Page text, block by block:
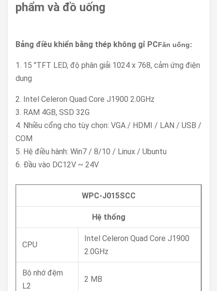
phẩm và đồ uống
Bảng điều khiển bằng thép không gỉ PCFăn uống:
1. 15 "TFT LED, độ phân giải 1024 x 768, cảm ứng điện
dung
2. Intel Celeron Quad Core J1900 2.0GHz
3. RAM 4GB, SSD 32G
4. Nhiều cổng cho tùy chọn: VGA / HDMI / LAN / USB /
COM
5. Hệ điều hành: Win7 / 8/10 / Linux / Ubuntu
6. Đầu vào DC12V ~ 24V
WPC-J015SCC
Hệ thống
CPU
Intel Celeron Quad Core J1900
2.0GHz
Bộ nhớ đệm
L2
2 MB